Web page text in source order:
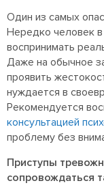
Один из самых
Нередко человек
воспринимать
Даже на обычное
проявить
нуждается в
Рекомендуется
консультацией
проблему без
Приступы
сопровождаться